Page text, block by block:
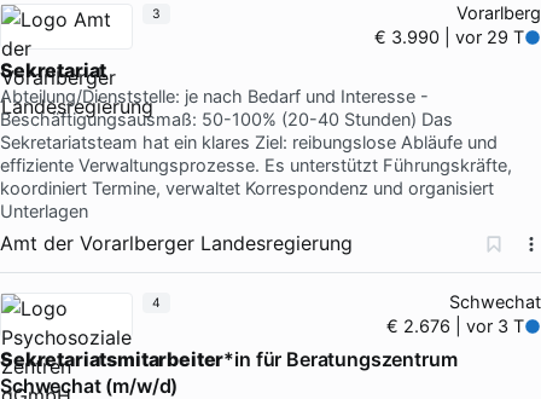
Vorarlberg
€ 3.990 | vor 29 T
Sekretariat
Abteilung/Dienststelle: je nach Bedarf und Interesse -
Beschäftigungsausmaß: 50-100% (20-40 Stunden) Das
Sekretariatsteam hat ein klares Ziel: reibungslose Abläufe und
effiziente Verwaltungsprozesse. Es unterstützt Führungskräfte,
koordiniert Termine, verwaltet Korrespondenz und organisiert
Unterlagen
Amt der Vorarlberger Landesregierung
3
Schwechat
€ 2.676 | vor 3 T
Sekretariatsmitarbeiter*in für Beratungszentrum
Schwechat (m/w/d)
4